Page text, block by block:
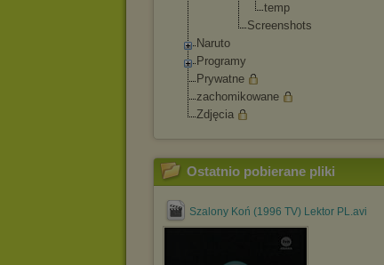
temp
Screenshots
Naruto
Programy
Prywatne
zachomikowane
Zdjęcia
Ostatnio pobierane pliki
Szalony Koń (1996 TV) Lektor PL.avi